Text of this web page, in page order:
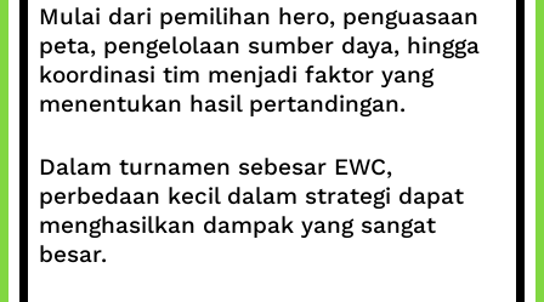
Mulai dari pemilihan hero, penguasaan
peta, pengelolaan sumber daya, hingga
koordinasi tim menjadi faktor yang
menentukan hasil pertandingan.
Dalam turnamen sebesar EWC,
perbedaan kecil dalam strategi dapat
menghasilkan dampak yang sangat
besar.